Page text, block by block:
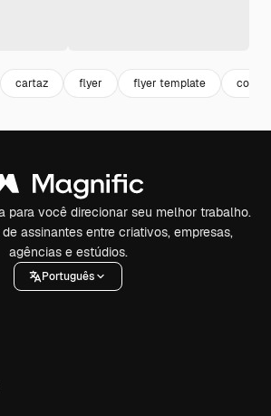
cartaz flyer flyer template
para você direcionar seu melhor trabalho.
assinantes entre criativos, empresas,
agências e estúdios.
Português